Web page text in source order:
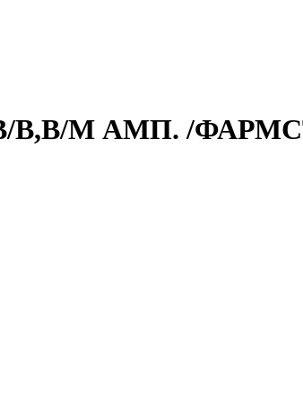
В,В/М АМП. /